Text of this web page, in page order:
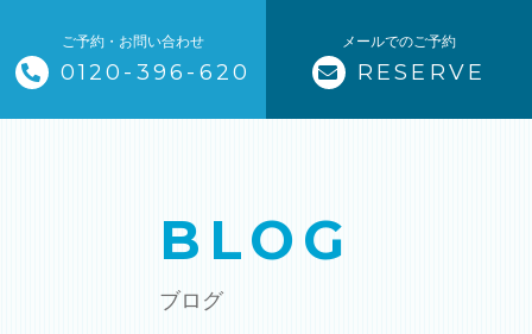
ご予約・お問い合わせ
0120-396-620
メールでのご予約
RESERVE
トップページ
BLOG
ブログ